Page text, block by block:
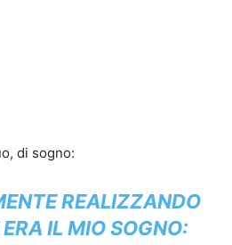
di sogno:
REALIZZANDO
IL MIO SOGNO: